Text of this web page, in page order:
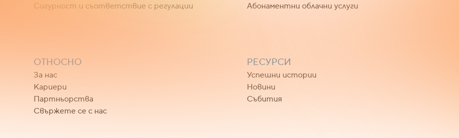
Сигурност и съответствие с регулации
Абонаментни облачни услуги
ОТНОСНО
За нас
Кариери
Партньорства
Свържете се с нас
РЕСУРСИ
Успешни истории
Новини
Събития